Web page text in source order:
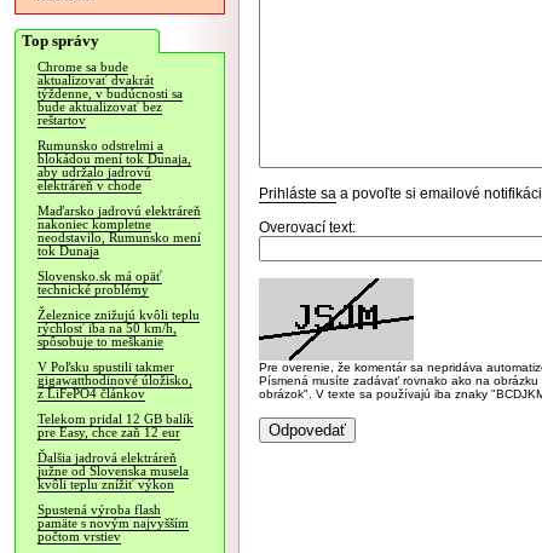
Top správy
Chrome sa bude
aktualizovať dvakrát
týždenne, v budúcnosti sa
bude aktualizovať bez
reštartov
Rumunsko odstrelmi a
blokádou mení tok Dunaja,
aby udržalo jadrovú
elektráreň v chode
Maďarsko jadrovú elektráreň
nakoniec kompletne
neodstavilo, Rumunsko mení
tok Dunaja
Slovensko.sk má opäť
technické problémy
Železnice znižujú kvôli teplu
rýchlosť iba na 50 km/h,
spôsobuje to meškanie
V Poľsku spustili takmer
gigawatthodinové úložisko,
z LiFePO4 článkov
Telekom pridal 12 GB balík
pre Easy, chce zaň 12 eur
Ďalšia jadrová elektráreň
južne od Slovenska musela
kvôli teplu znížiť výkon
Spustená výroba flash
pamäte s novým najvyšším
počtom vrstiev
Prihláste sa a povoľte si emailové
Overovací text:
Pre overenie, že komentár sa nepridáva
Písmená musíte zadávať rovnako ako na
obrázok". V texte sa používajú iba znaky